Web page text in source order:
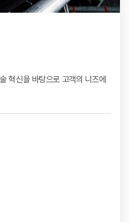
혁신을 바탕으로 고객의 니즈에